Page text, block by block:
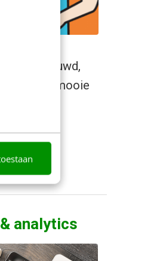
gebouwd,
de meest mooie
analytics